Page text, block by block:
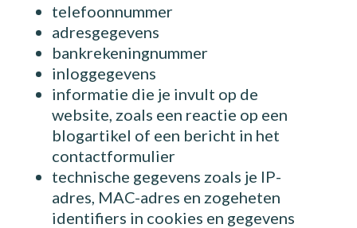
telefoonnummer
adresgegevens
bankrekeningnummer
inloggegevens
informatie die je invult op de
website, zoals een reactie op een
blogartikel of een bericht in het
contactformulier
technische gegevens zoals je IP-
adres, MAC-adres en zogeheten
identifiers in cookies en gegevens